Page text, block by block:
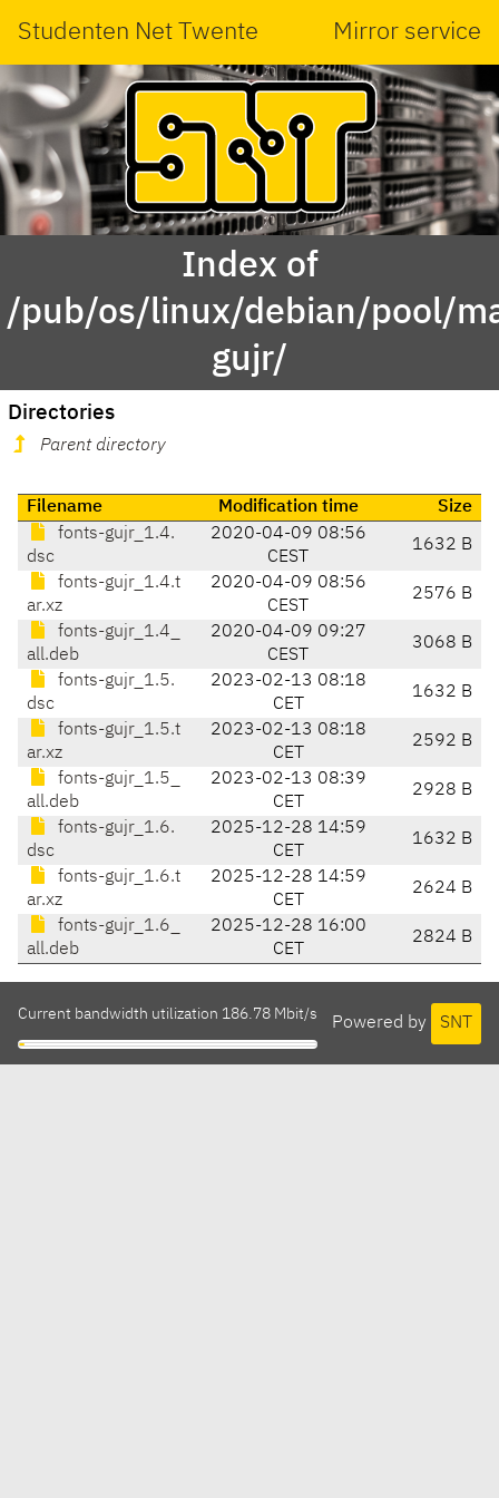
Studenten Net Twente Mirror service
Index of
/pub/os/linux/debian/pool/
gujr/
Directories
Parent directory
Filename Modification time
Size
fonts-gujr_1.4.
dsc
2020-04-09 08:56
CEST
1632 B
fonts-gujr_1.4.t
ar.xz
2020-04-09 08:56
CEST
2576 B
fonts-gujr_1.4_
all.deb
2020-04-09 09:27
CEST
3068 B
fonts-gujr_1.5.
dsc
2023-02-13 08:18
CET
1632 B
fonts-gujr_1.5.t
ar.xz
2023-02-13 08:18
CET
2592 B
fonts-gujr_1.5_
all.deb
2023-02-13 08:39
CET
2928 B
fonts-gujr_1.6.
dsc
2025-12-28 14:59
CET
1632 B
fonts-gujr_1.6.t
ar.xz
2025-12-28 14:59
CET
2624 B
fonts-gujr_1.6_
all.deb
2025-12-28 16:00
CET
2824 B
Powered by SNT
Current bandwidth utilization 186.78 Mbit/s